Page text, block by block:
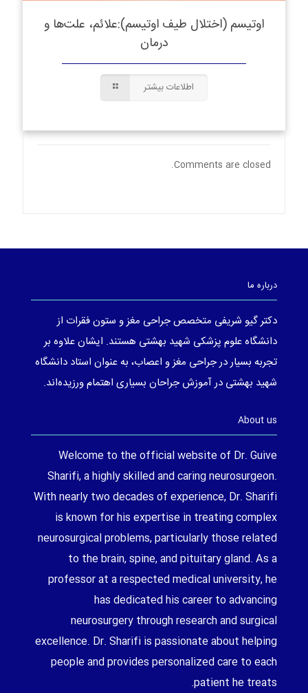
اوتیسم (اختلال طیف اوتیسم):علائم، علت‌ها و
درمان
اطلاعات بیشتر
Comments are closed.
درباره ما
دکتر گیو شریفی متخصص جراحی مغز و ستون فقرات از
دانشگاه علوم پزشکی شهید بهشتی هستند. ایشان علاوه بر
تجربه بسیار در جراحی مغز و اعصاب، به عنوان استاد دانشگاه
شهید بهشتی در آموزش جراحان بسیاری اهتمام ورزیده‌اند.
About us
Welcome to the official website of Dr. Guive
Sharifi, a highly skilled and caring neurosurgeon.
With nearly two decades of experience, Dr. Sharifi
is known for his expertise in treating complex
neurosurgical problems, particularly those related
to the brain, spine, and pituitary gland. As a
professor at a respected medical university, he
has dedicated his career to advancing
neurosurgery through research and surgical
excellence. Dr. Sharifi is passionate about helping
people and provides personalized care to each
patient he treats.